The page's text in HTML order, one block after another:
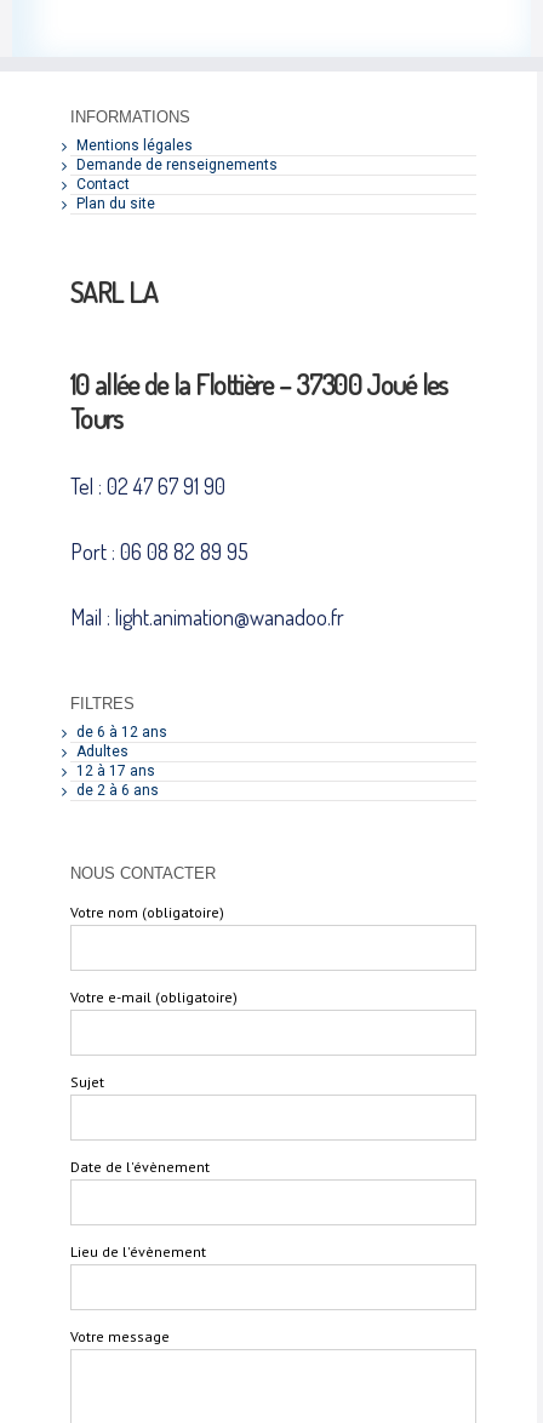
INFORMATIONS
Mentions légales
Demande de renseignements
Contact
Plan du site
SARL L.A
10 allée de la Flottière – 37300 Joué les
Tours
Tel : 02 47 67 91 90
Port : 06 08 82 89 95
Mail : light.animation@wanadoo.fr
FILTRES
de 6 à 12 ans
Adultes
12 à 17 ans
de 2 à 6 ans
NOUS CONTACTER
Votre nom (obligatoire)
Votre e-mail (obligatoire)
Sujet
Date de l'évènement
Lieu de l'évènement
Votre message